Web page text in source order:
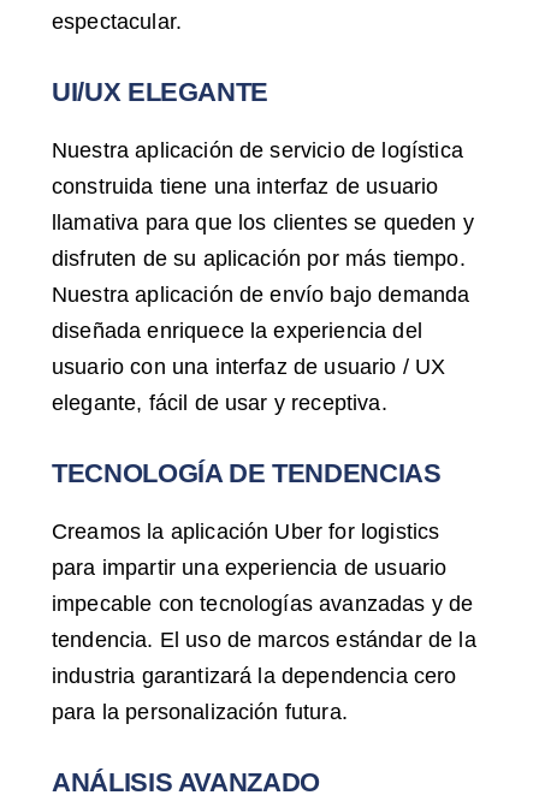
espectacular.
UI/UX ELEGANTE
Nuestra aplicación de servicio de logística
construida tiene una interfaz de usuario
llamativa para que los clientes se queden y
disfruten de su aplicación por más tiempo.
Nuestra aplicación de envío bajo demanda
diseñada enriquece la experiencia del
usuario con una interfaz de usuario / UX
elegante, fácil de usar y receptiva.
TECNOLOGÍA DE TENDENCIAS
Creamos la aplicación Uber for logistics
para impartir una experiencia de usuario
impecable con tecnologías avanzadas y de
tendencia. El uso de marcos estándar de la
industria garantizará la dependencia cero
para la personalización futura.
ANÁLISIS AVANZADO